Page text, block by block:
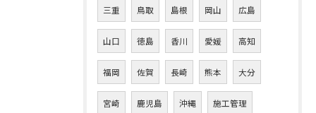
三重 鳥取 島根 岡山 広島
山口 徳島 香川 愛媛 高知
福岡 佐賀 長崎 熊本 大分
宮崎 鹿児島 沖縄 施工管理